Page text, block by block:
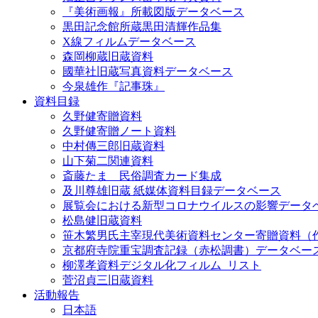
『美術画報』所載図版データベース
黒田記念館所蔵黒田清輝作品集
X線フィルムデータベース
森岡柳蔵旧蔵資料
國華社旧蔵写真資料データベース
今泉雄作『記事珠』
資料目録
久野健寄贈資料
久野健寄贈ノート資料
中村傳三郎旧蔵資料
山下菊二関連資料
斎藤たま 民俗調査カード集成
及川尊雄旧蔵 紙媒体資料目録データベース
展覧会における新型コロナウイルスの影響データ
松島健旧蔵資料
笹木繁男氏主宰現代美術資料センター寄贈資料（
京都府寺院重宝調査記録（赤松調書）データベー
柳澤孝資料デジタル化フィルム_リスト
菅沼貞三旧蔵資料
活動報告
日本語